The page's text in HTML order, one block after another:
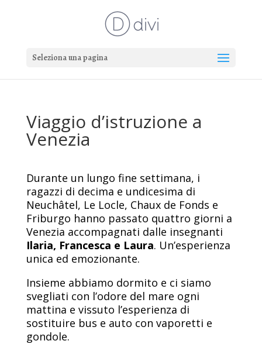
Seleziona una pagina
Viaggio d’istruzione a
Venezia
Durante un lungo fine settimana, i
ragazzi di decima e undicesima di
Neuchâtel, Le Locle, Chaux de Fonds e
Friburgo hanno passato quattro giorni a
Venezia accompagnati dalle insegnanti
Ilaria, Francesca e Laura. Un’esperienza
unica ed emozionante.
Insieme abbiamo dormito e ci siamo
svegliati con l’odore del mare ogni
mattina e vissuto l’esperienza di
sostituire bus e auto con vaporetti e
gondole.